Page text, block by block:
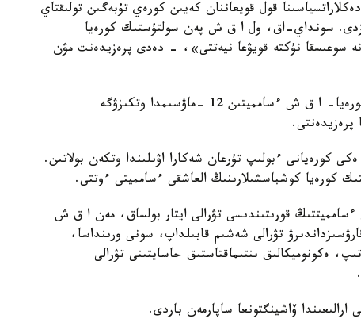
قول قويعاننان كەيىن كورەي تۇبەگىن تولىقتاي
سونداي-اق، ول ا ق ش پەن سولتۇستىك كورەيا
سوعىسقا نۇكتە قويۋعا نيەتتى»، - دەدى پرەزيدەنت مۋن
«ءبىز، ەكى ەلدىڭ كوشباسشىلارى، سولتۇستىك كورەيا- ا ق ش ءسامميتىن 12 -ماۋسىمدا وتكىزۋگە
كورەيانى ءبولىپ تۇرعان شەكارا اۋىلىندا وتكەن بولاتىن.
قورىتىندىسى تۋرالى ايتار بولساق، مەن ا ق ش
تۋرالى شەشىم قابىلداپ، سونى ورىنداسا،
ەكونوميكالىق ىنتىماقتاستىق جاسايتىنى تۋرالى
ۆاشينگتونعا ساپارمەن باردى.